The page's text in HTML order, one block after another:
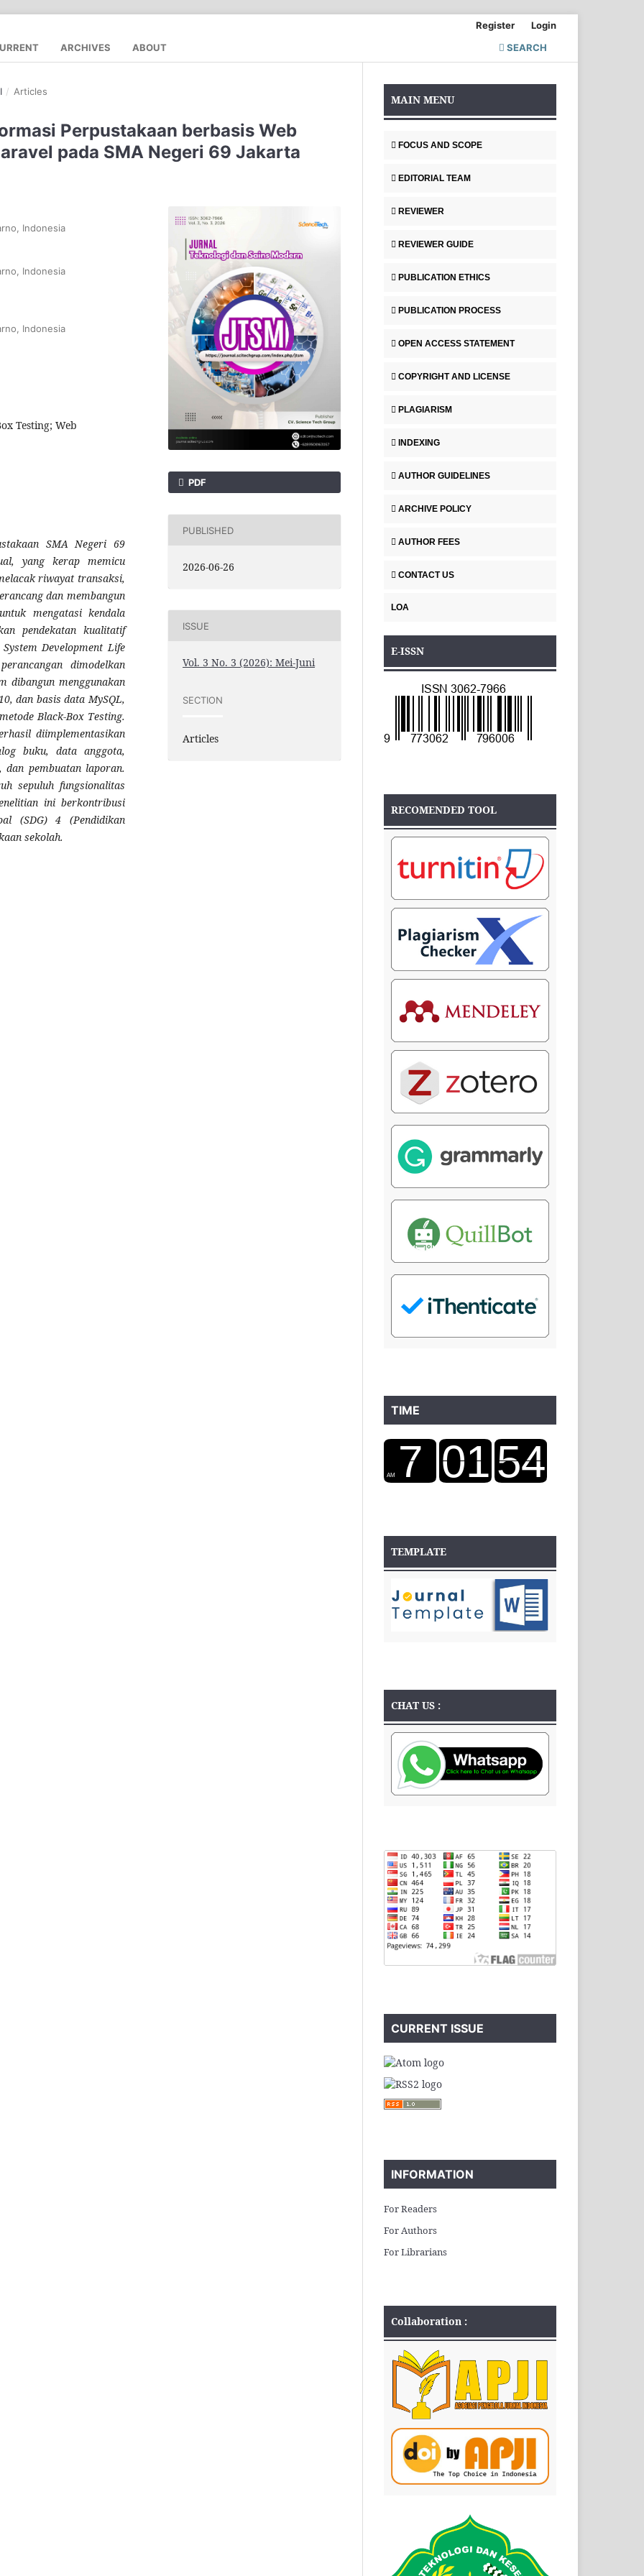
ARCHIVES ABOUT SEARCH
Register Login
/ Articles
Perpustakaan berbasis Web
pada SMA Negeri 69 Jakarta
Indonesia
Indonesia
Indonesia
Testing; Web
SMA Negeri 69
yang kerap memicu
riwayat transaksi,
dan membangun
mengatasi kendala
pendekatan kualitatif
Development Life
dimodelkan
dibangun menggunakan
dan basis data MySQL,
Black-Box Testing.
diimplementasikan
buku, data anggota,
pembuatan laporan.
sepuluh fungsionalitas
ini berkontribusi
(SDG) 4 (Pendidikan
sekolah.
PDF
PUBLISHED
2026-06-26
ISSUE
Vol. 3 No. 3 (2026): Mei-Juni
SECTION
Articles
MAIN MENU
FOCUS AND SCOPE
EDITORIAL TEAM
REVIEWER
REVIEWER GUIDE
PUBLICATION ETHICS
PUBLICATION PROCESS
OPEN ACCESS STATEMENT
COPYRIGHT AND LICENSE
PLAGIARISM
INDEXING
AUTHOR GUIDELINES
ARCHIVE POLICY
AUTHOR FEES
CONTACT US
LOA
E-ISSN
RECOMENDED TOOL
TIME
TEMPLATE
CHAT US :
CURRENT ISSUE
INFORMATION
For Readers
For Authors
For Librarians
Collaboration :